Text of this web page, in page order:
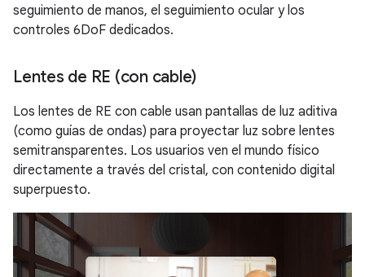
seguimiento de manos, el seguimiento ocular y los
controles 6DoF dedicados.
Lentes de RE (con cable)
Los lentes de RE con cable usan pantallas de luz aditiva
(como guías de ondas) para proyectar luz sobre lentes
semitransparentes. Los usuarios ven el mundo físico
directamente a través del cristal, con contenido digital
superpuesto.